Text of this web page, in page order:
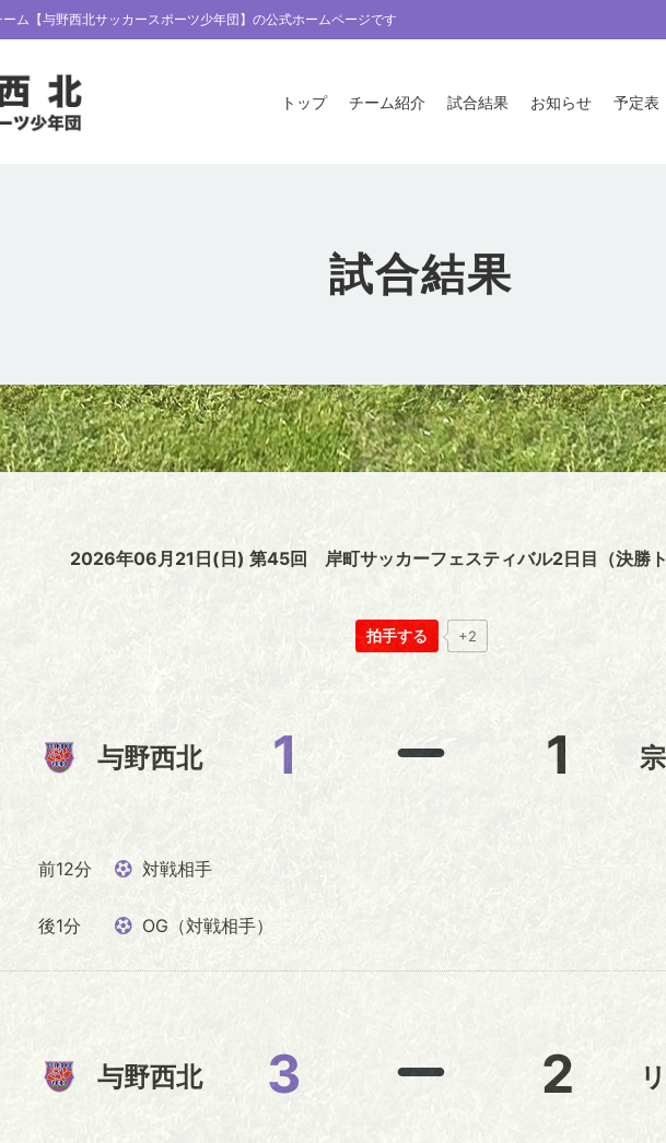
ム【与野西北サッカースポーツ少年団】の公式ホームページです
トップ チーム紹介 試合結果 お知らせ 予定表
試合結果
2026年06月21日(日) 第45回 岸町サッカーフェスティバル2日目（決勝
拍手する +2
与野西北 1 1
前12分 対戦相手
後1分 OG（対戦相手）
与野西北 3 2